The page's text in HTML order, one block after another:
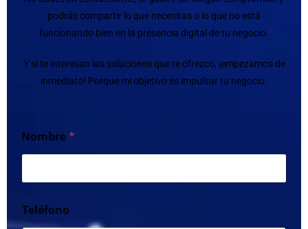
podrás compartir lo que necesitas o lo que no está
funcionando bien en la presencia digital de tu negocio.
Y si te interesan las soluciones que te ofrezco, ¡empezamos de
inmediato! Porque mi objetivo es impulsar tu negocio.
Nombre*
Teléfono